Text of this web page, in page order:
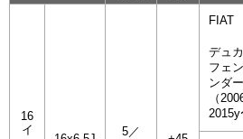
16
イ
5／
FIAT
デュ
フェ
ンダー
（
2015y